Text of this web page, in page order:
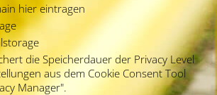
hier eintragen
die Speicherdauer der Privacy Level
aus dem Cookie Consent Tool
Manager".